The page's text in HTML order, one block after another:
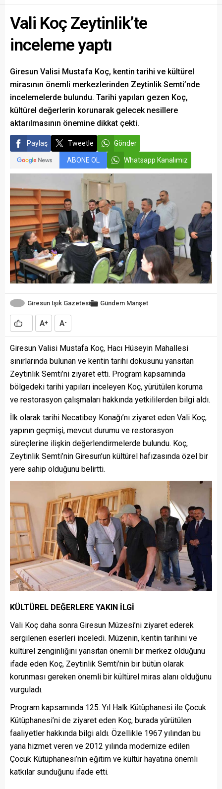
Vali Koç Zeytinlik’te
inceleme yaptı
Giresun Valisi Mustafa Koç, kentin tarihi ve kültürel
mirasının önemli merkezlerinden Zeytinlik Semti’nde
incelemelerde bulundu. Tarihi yapıları gezen Koç,
kültürel değerlerin korunarak gelecek nesillere
aktarılmasının önemine dikkat çekti.
Paylaş Tweetle Gönder
ABONE OL Whatsapp Kanalımız
Giresun Işık Gazetesi Gündem Manşet
A+ A-
Giresun Valisi Mustafa Koç, Hacı Hüseyin Mahallesi
sınırlarında bulunan ve kentin tarihi dokusunu yansıtan
Zeytinlik Semti’ni ziyaret etti. Program kapsamında
bölgedeki tarihi yapıları inceleyen Koç, yürütülen koruma
ve restorasyon çalışmaları hakkında yetkililerden bilgi aldı.
İlk olarak tarihi Necatibey Konağı’nı ziyaret eden Vali Koç,
yapının geçmişi, mevcut durumu ve restorasyon
süreçlerine ilişkin değerlendirmelerde bulundu. Koç,
Zeytinlik Semti’nin Giresun’un kültürel hafızasında özel bir
yere sahip olduğunu belirtti.
KÜLTÜREL DEĞERLERE YAKIN İLGİ
Vali Koç daha sonra Giresun Müzesi’ni ziyaret ederek
sergilenen eserleri inceledi. Müzenin, kentin tarihini ve
kültürel zenginliğini yansıtan önemli bir merkez olduğunu
ifade eden Koç, Zeytinlik Semti’nin bir bütün olarak
korunması gereken önemli bir kültürel miras alanı olduğunu
vurguladı.
Program kapsamında 125. Yıl Halk Kütüphanesi ile Çocuk
Kütüphanesi’ni de ziyaret eden Koç, burada yürütülen
faaliyetler hakkında bilgi aldı. Özellikle 1967 yılından bu
yana hizmet veren ve 2012 yılında modernize edilen
Çocuk Kütüphanesi’nin eğitim ve kültür hayatına önemli
katkılar sunduğunu ifade etti.